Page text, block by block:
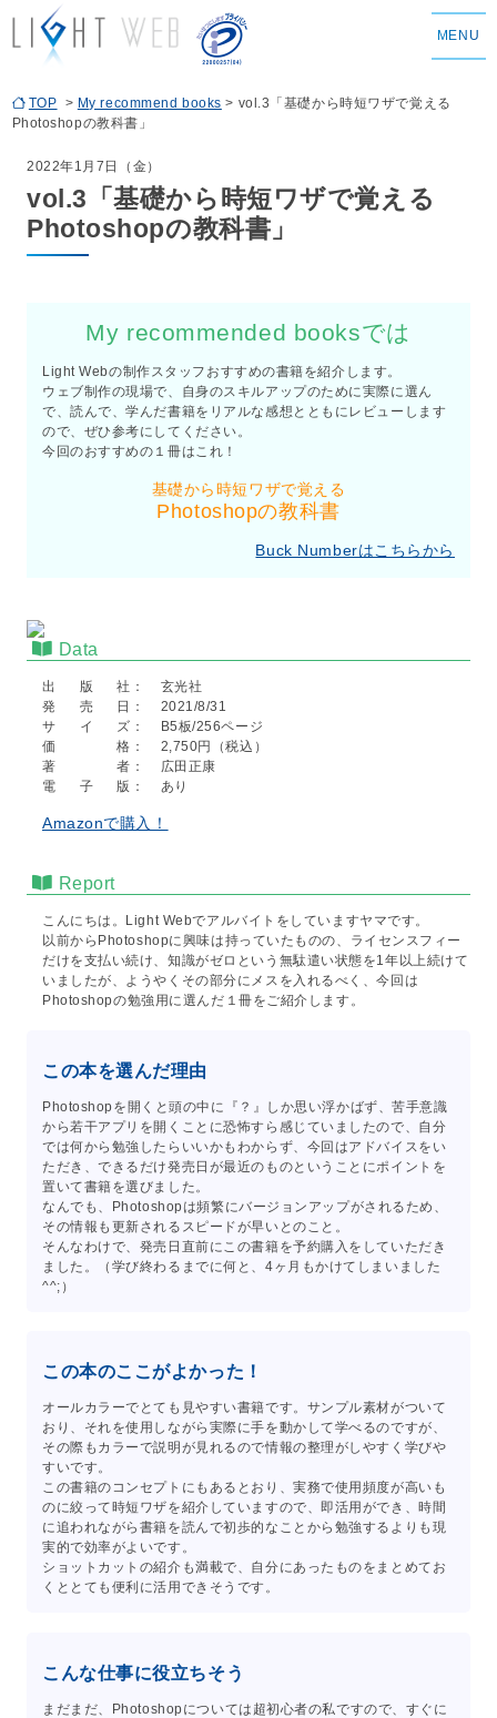
MENU
TOP > My recommend books > vol.3「基礎から時短ワザで覚える
Photoshopの教科書」
2022年1月7日（金）
vol.3「基礎から時短ワザで覚える
Photoshopの教科書」
My recommended booksでは
Light Webの制作スタッフおすすめの書籍を紹介します。
ウェブ制作の現場で、自身のスキルアップのために実際に選ん
で、読んで、学んだ書籍をリアルな感想とともにレビューします
ので、ぜひ参考にしてください。
今回のおすすめの１冊はこれ！
基礎から時短ワザで覚える
Photoshopの教科書
Buck Numberはこちらから
Data
出版社
玄光社
発売日
2021/8/31
サイズ
B5板/256ページ
価格
2,750円（税込）
著者
広田正康
電子版
あり
Amazonで購入！
Report
こんにちは。Light Webでアルバイトをしていますヤマです。
以前からPhotoshopに興味は持っていたものの、ライセンスフィー
だけを支払い続け、知識がゼロという無駄遣い状態を1年以上続けて
いましたが、ようやくその部分にメスを入れるべく、今回は
Photoshopの勉強用に選んだ１冊をご紹介します。
この本を選んだ理由
Photoshopを開くと頭の中に『？』しか思い浮かばず、苦手意識
から若干アプリを開くことに恐怖すら感じていましたので、自分
では何から勉強したらいいかもわからず、今回はアドバイスをい
ただき、できるだけ発売日が最近のものということにポイントを
置いて書籍を選びました。
なんでも、Photoshopは頻繁にバージョンアップがされるため、
その情報も更新されるスピードが早いとのこと。
そんなわけで、発売日直前にこの書籍を予約購入をしていただき
ました。（学び終わるまでに何と、4ヶ月もかけてしまいました
^^;）
この本のここがよかった！
オールカラーでとても見やすい書籍です。サンプル素材がついて
おり、それを使用しながら実際に手を動かして学べるのですが、
その際もカラーで説明が見れるので情報の整理がしやすく学びや
すいです。
この書籍のコンセプトにもあるとおり、実務で使用頻度が高いも
のに絞って時短ワザを紹介していますので、即活用ができ、時間
に追われながら書籍を読んで初歩的なことから勉強するよりも現
実的で効率がよいです。
ショットカットの紹介も満載で、自分にあったものをまとめてお
くととても便利に活用できそうです。
こんな仕事に役立ちそう
まだまだ、Photoshopについては超初心者の私ですので、すぐに